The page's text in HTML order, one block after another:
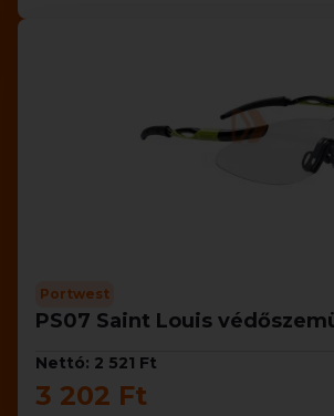
Portwest
PS07 Saint Louis
Nettó: 2 521 Ft
3 202 Ft